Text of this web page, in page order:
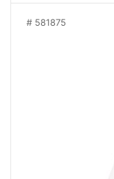
581875